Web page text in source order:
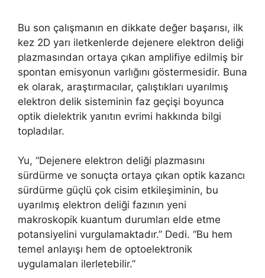
Bu son çalışmanın en dikkate değer başarısı, ilk
kez 2D yarı iletkenlerde dejenere elektron deliği
plazmasından ortaya çıkan amplifiye edilmiş bir
spontan emisyonun varlığını göstermesidir. Buna
ek olarak, araştırmacılar, çalıştıkları uyarılmış
elektron delik sisteminin faz geçişi boyunca
optik dielektrik yanıtın evrimi hakkında bilgi
topladılar.
Yu, “Dejenere elektron deliği plazmasını
sürdürme ve sonuçta ortaya çıkan optik kazancı
sürdürme güçlü çok cisim etkileşiminin, bu
uyarılmış elektron deliği fazının yeni
makroskopik kuantum durumları elde etme
potansiyelini vurgulamaktadır.” Dedi. “Bu hem
temel anlayışı hem de optoelektronik
uygulamaları ilerletebilir.”